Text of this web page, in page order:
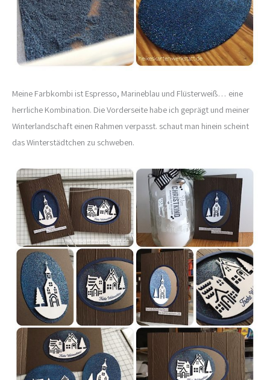
Meine Farbkombi ist Espresso, Marineblau und Flüsterweiß… eine
herrliche Kombination. Die Vorderseite habe ich geprägt und meiner
Winterlandschaft einen Rahmen verpasst. schaut man hinein scheint
das Winterstädtchen zu schweben.